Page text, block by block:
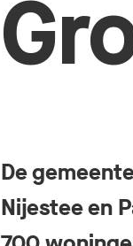
De
Nijestee en